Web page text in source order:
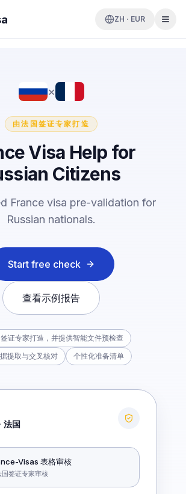
ZH · EUR
×
由法国签证专家打造
Visa Help for
Citizens
France visa pre-validation for
Russian nationals.
Start free check
查看示例报告
证专家打造，并提供智能文件预检查
提取与交叉核对
个性化准备清单
法国
Visas 表格审核
国签证专家审核